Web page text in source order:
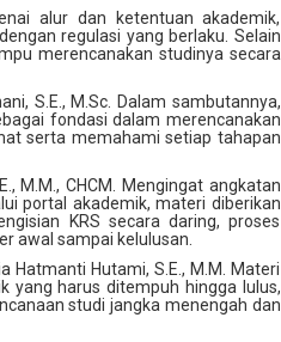
alur dan ketentuan akademik,
regulasi yang berlaku. Selain
merencanakan studinya secara
S.E., M.Sc. Dalam sambutannya,
fondasi dalam merencanakan
serta memahami setiap tahapan
M.M., CHCM. Mengingat angkatan
portal akademik, materi diberikan
KRS secara daring, proses
awal sampai kelulusan.
Hatmanti Hutami, S.E., M.M. Materi
yang harus ditempuh hingga lulus,
studi jangka menengah dan